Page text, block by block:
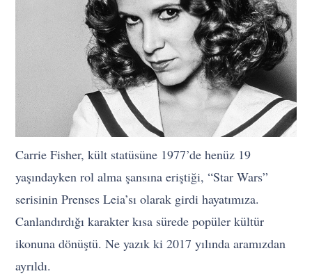
Carrie Fisher, kült statüsüne 1977’de henüz 19
yaşındayken rol alma şansına eriştiği, “Star Wars”
serisinin Prenses Leia’sı olarak girdi hayatımıza.
Canlandırdığı karakter kısa sürede popüler kültür
ikonuna dönüştü. Ne yazık ki 2017 yılında aramızdan
ayrıldı.